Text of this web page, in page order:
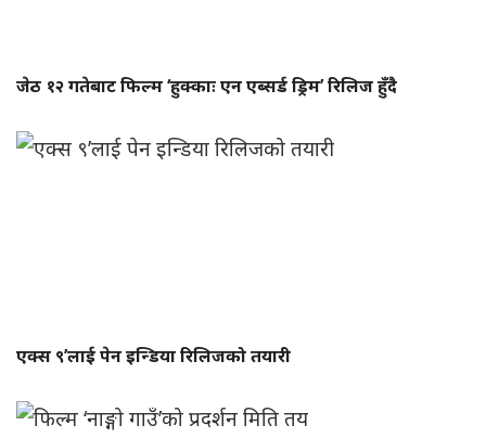
जेठ १२ गतेबाट फिल्म ‘हुक्काः एन एब्सर्ड ड्रिम’ रिलिज हुँदै
एक्स ९’लाई पेन इन्डिया रिलिजको तयारी